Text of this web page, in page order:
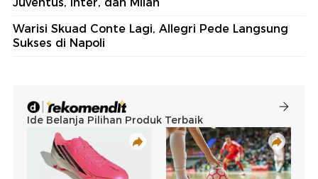
Juventus, Inter, dan Milan
Warisi Skuad Conte Lagi, Allegri Pede Langsung
Sukses di Napoli